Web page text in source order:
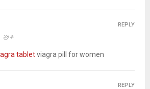
ညနေ
tabletviagra pill for women
REPLY
REPLY